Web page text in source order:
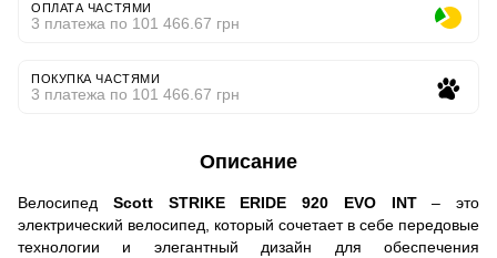
ОПЛАТА ЧАСТЯМИ
3 платежа по 101 466.67 грн
ПОКУПКА ЧАСТЯМИ
3 платежа по 101 466.67 грн
Описание
Велосипед Scott STRIKE ERIDE 920 EVO INT– это
электрический велосипед, который сочетает в себе передовые
технологии и элегантный дизайн для обеспечения